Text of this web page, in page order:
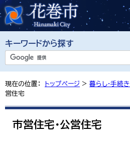
キーワードから探す
現在の位置： トップページ > 暮らし・手続き
営住宅
市営住宅・公営住宅